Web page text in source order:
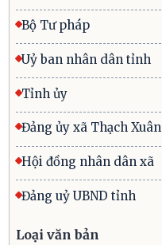
Bộ Tư pháp
Uỷ ban nhân dân tỉnh
Tỉnh ủy
Đảng ủy xã Thạch Xuân
Hội đồng nhân dân xã
Đảng uỷ UBND tỉnh
Loại văn bản